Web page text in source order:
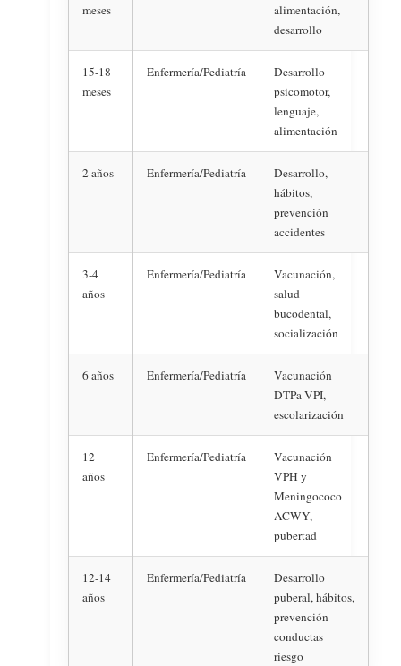
meses
alimentación,
desarrollo
15-18
meses
Enfermería/Pediatría
Desarrollo
psicomotor,
lenguaje,
alimentación
2 años Enfermería/Pediatría
Desarrollo,
hábitos,
prevención
accidentes
3-4
años
Enfermería/Pediatría
Vacunación,
salud
bucodental,
socialización
6 años Enfermería/Pediatría
Vacunación
DTPa-VPI,
escolarización
12
años
Enfermería/Pediatría
Vacunación
VPH y
Meningococo
ACWY,
pubertad
12-14
años
Enfermería/Pediatría
Desarrollo
puberal, hábitos,
prevención
conductas
riesgo